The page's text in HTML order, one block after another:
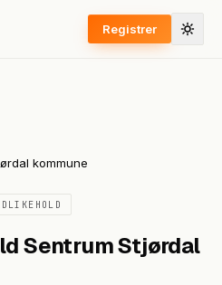
Registrer
kommune
Sentrum Stjørdal